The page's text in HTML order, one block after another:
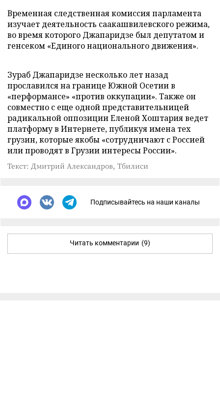
Временная следственная комиссия парламента
изучает деятельность саакашвилевского режима,
во время которого Джапаридзе был депутатом и
генсеком «Единого национального движения».
Зураб Джапаридзе несколько лет назад
прославился на границе Южной Осетии в
«перформансе» «против оккупации». Также он
совместно с еще одной представительницей
радикальной оппозиции Еленой Хоштария ведет
платформу в Интернете, публикуя имена тех
грузин, которые якобы «сотрудничают с Россией
или проводят в Грузии интересы России».
Текст: Дмитрий Александров, Тбилиси
Подписывайтесь на наши каналы
Читать комментарии (9)